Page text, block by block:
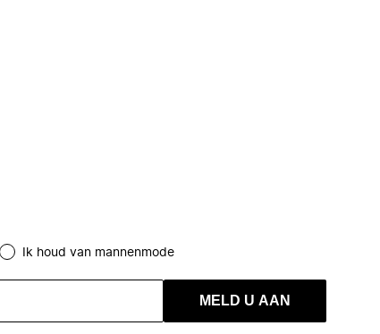
Ik houd van mannenmode
MELD U AAN